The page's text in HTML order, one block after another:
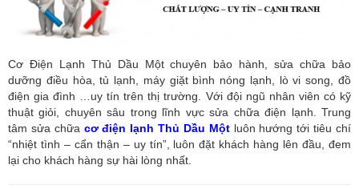
Cơ Điện Lạnh Thủ Dầu Một chuyên bảo hành, sửa chữa bảo
dưỡng điều hòa, tủ lạnh, máy giặt bình nóng lạnh, lò vi song, đồ
điện gia đình …uy tín trên thị trường. Với đội ngũ nhân viên có kỹ
thuật giỏi, chuyên sâu trong lĩnh vực sửa chữa điện lạnh. Trung
tâm sửa chữa cơ điện lạnh Thủ Dầu Mộtluôn hướng tới tiêu chí
“nhiệt tình – cẩn thận – uy tín”, luôn đặt khách hàng lên đầu, đem
lại cho khách hàng sự hài lòng nhất.